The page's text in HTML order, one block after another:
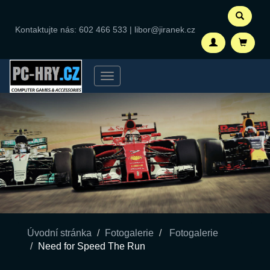
Kontaktujte nás: 602 466 533 | libor@jiranek.cz
Menu
Úvodní stránka Fotogalerie
Fotogalerie
Need for Speed The Run